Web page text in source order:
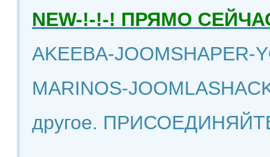
NEW-!-!-! ПРЯМО
AKEEBA-JOOMSHAPER-
MARINOS-
другое.